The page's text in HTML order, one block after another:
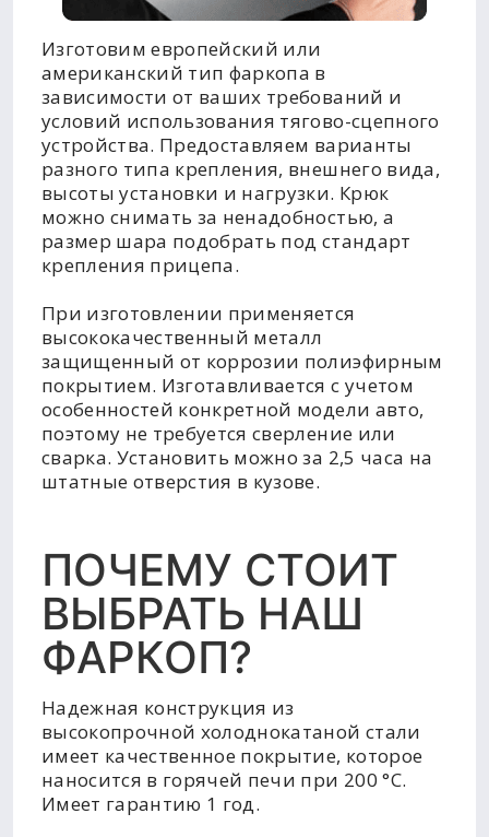
Изготовим европейский или
американский тип фаркопа в
зависимости от ваших требований и
условий использования тягово-сцепного
устройства. Предоставляем варианты
разного типа крепления, внешнего вида,
высоты установки и нагрузки. Крюк
можно снимать за ненадобностью, а
размер шара подобрать под стандарт
крепления прицепа.
При изготовлении применяется
высококачественный металл
защищенный от коррозии полиэфирным
покрытием. Изготавливается с учетом
особенностей конкретной модели авто,
поэтому не требуется сверление или
сварка. Установить можно за 2,5 часа на
штатные отверстия в кузове.
ПОЧЕМУ СТОИТ
ВЫБРАТЬ НАШ
ФАРКОП?
Надежная конструкция из
высокопрочной холоднокатаной стали
имеет качественное покрытие, которое
наносится в горячей печи при 200 °C.
Имеет гарантию 1 год.